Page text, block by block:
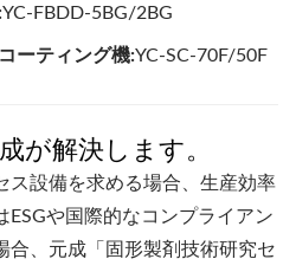
YC-FBDD-5BG/2BG
ーティング機:YC-SC-70F/50F
が解決します。
ス設備を求める場合、生産効率
ESGや国際的なコンプライアン
合、元成「固形製剤技術研究セ